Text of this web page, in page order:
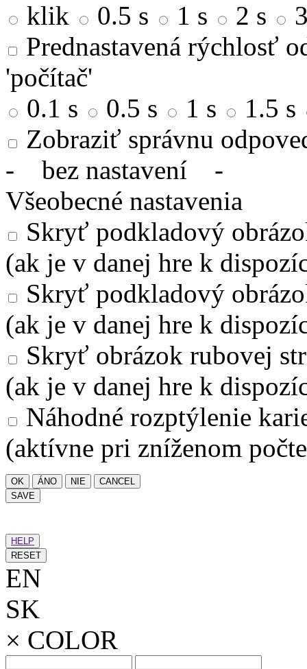
klik
0.5 s 1 s 2 s
Prednastavená rýchlosť
'počítač'
0.1 s
0.5 s 1 s
1.5 s
Zobraziť správnu
- bez nastavení -
Všeobecné nastavenia
Skryť podkladový
(ak je v danej hre k
Skryť podkladový
(ak je v danej hre k
Skryť obrázok rubovej
(ak je v danej hre k
Náhodné rozptýlenie
(aktívne pri zníženom
OK ÁNO NIE
CANCEL
SAVE
HELP
RESET
EN
SK
× COLOR